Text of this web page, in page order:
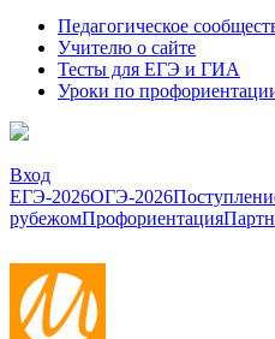
Педагогическое
Учителю о сайте
Тесты для ЕГЭ и ГИА
Уроки по
Вход
ЕГЭ-2026ОГЭ-2026
рубежомПрофориентация